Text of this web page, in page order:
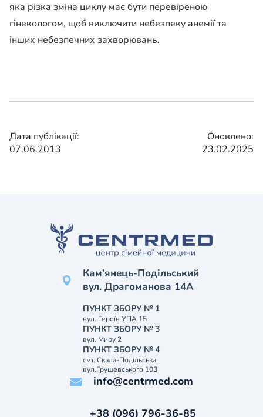
яка різка зміна циклу має бути перевіреною
гінекологом, щоб виключити небезпеку анемії та
інших небезпечних захворювань.
Дата публікації:
07.06.2013
Оновлено:
23.02.2025
Кам’янець-Подільський
вул. Драгоманова 14А
ПУНКТ ЗБОРУ № 1
вул. Героїв УПА 15
ПУНКТ ЗБОРУ № 3
вул. Миру 2
ПУНКТ ЗБОРУ № 4
смт. Скала-Подільська,
вул.Грушевського 103
info@centrmed.com
+38 (096) 796-36-85